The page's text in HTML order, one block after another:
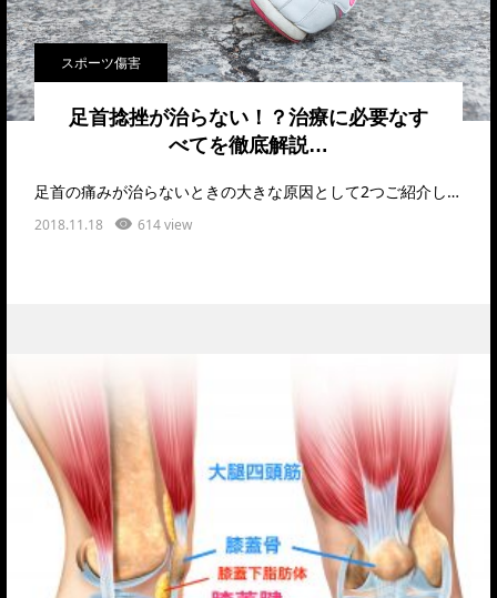
スポーツ傷害
足首捻挫が治らない！？治療に必要なす
べてを徹底解説…
足首の痛みが治らないときの大きな原因として2つご紹介し、それに対する治療法を解説いたします。この記事…
2018.11.18 614 view